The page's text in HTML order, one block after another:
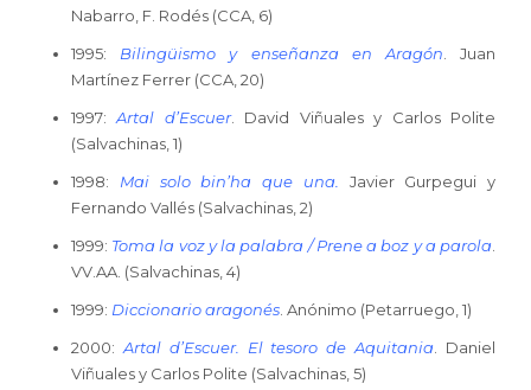
Nabarro, F. Rodés (CCA, 6)
1995: Bilingüismo y enseñanza en Aragón . Juan
Martínez Ferrer (CCA, 20)
1997:Artal d’Escuer. David Viñuales y Carlos Polite
(Salvachinas, 1)
1998: Mai solo bin’ha que una.
Javier Gurpegui y
Fernando Vallés (Salvachinas, 2)
1999: Toma la voz y la palabra / Prene a boz y a parola
VV.AA. (Salvachinas, 4)
1999: Diccionario aragonés . Anónimo (Petarruego, 1)
2000: Artal d’Escuer. El tesoro de Aquitania . Daniel
Viñuales y Carlos Polite (Salvachinas, 5)